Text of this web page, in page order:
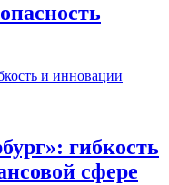
гибкость
сфере